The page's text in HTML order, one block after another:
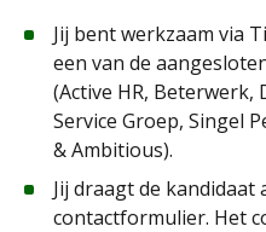
Jij bent werkzaam via
een van de
(Active HR, Beterwerk,
Service Groep, Singel
& Ambitious).
Jij draagt de
contactformulier. Het